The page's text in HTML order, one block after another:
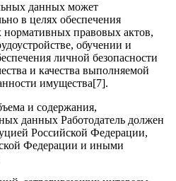
данных может
в целях обеспечения
правовых актов,
обучении и
личной безопасности
и качества выполняемой
имущества[7].
и содержания,
данных Работодатель должен
Российской Федерации,
Федерации и иными